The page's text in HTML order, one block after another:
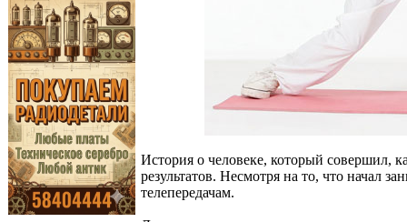
История о человеке, который совершил,
результатов. Несмотря на то, что начал
телепередачам.